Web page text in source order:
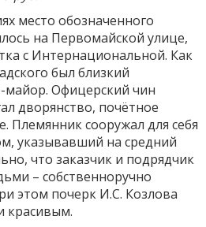
место обозначенного
на Первомайской улице,
с Интернациональной. Как
был близкий
майор. Офицерский чин
дворянство, почётное
Племянник сооружал для себя
указывавший на средний
что заказчик и подрядчик
– собственноручно
этом почерк И.С. Козлова
красивым.